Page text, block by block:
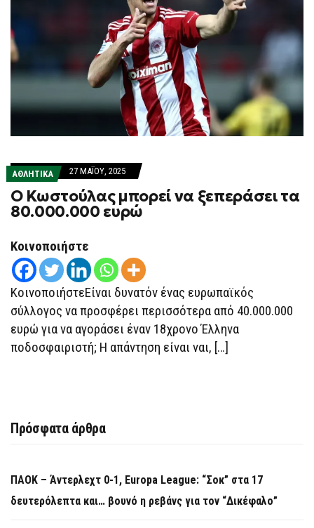
ΑΘΛΗΤΙΚΑ 27 ΜΑΪ́ΟΥ, 2025
Ο Κωστούλας μπορεί να ξεπεράσει τα
80.000.000 ευρώ
Κοινοποιήστε
ΚοινοποιήστεΕίναι δυνατόν ένας ευρωπαϊκός
σύλλογος να προσφέρει περισσότερα από 40.000.000
ευρώ για να αγοράσει έναν 18χρονο Έλληνα
ποδοσφαιριστή; Η απάντηση είναι ναι, […]
Πρόσφατα άρθρα
ΠΑΟΚ – Άντερλεχτ 0-1, Europa League: “Σοκ” στα 17
δευτερόλεπτα και… βουνό η ρεβάνς για τον “Δικέφαλο”